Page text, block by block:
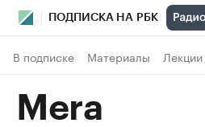
ПОДПИСКА НА РБК
В подписке Материалы Лекции
Mera